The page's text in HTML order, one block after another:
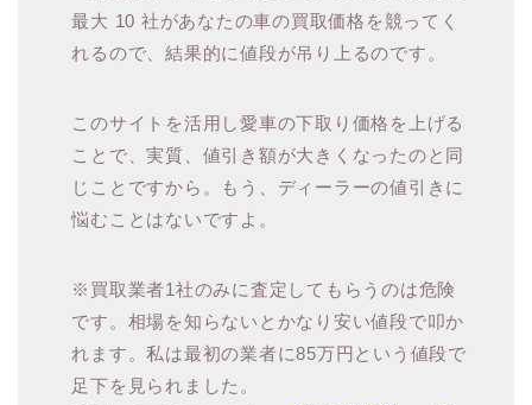
最大 10 社があなたの車の買取価格を競ってく
れるので、結果的に値段が吊り上るのです。
このサイトを活用し愛車の下取り価格を上げる
ことで、実質、値引き額が大きくなったのと同
じことですから。もう、ディーラーの値引きに
悩むことはないですよ。
※買取業者1社のみに査定してもらうのは危険
です。相場を知らないとかなり安い値段で叩か
れます。私は最初の業者に85万円という値段で
足下を見られました。